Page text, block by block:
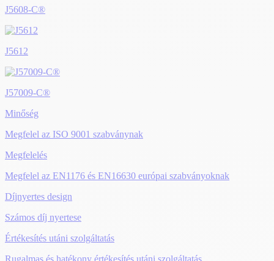
J5608-C®
J5612
J57009-C®
Minőség
Megfelel az ISO 9001 szabványnak
Megfelelés
Megfelel az EN1176 és EN16630 európai szabványoknak
Díjnyertes design
Számos díj nyertese
Értékesítés utáni szolgáltatás
Rugalmas és hatékony értékesítés utáni szolgáltatás